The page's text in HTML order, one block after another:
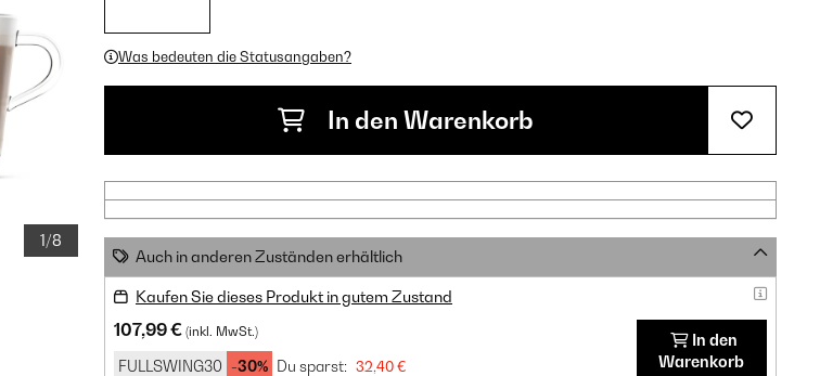
1/8
Was bedeuten die Statusangaben?
In den Warenkorb
Auch in anderen Zuständen erhältlich
Kaufen Sie dieses Produkt in gutem Zustand
107,99 € (inkl. MwSt.)
FULLSWING30 -30% Du sparst: 32,40 €
In den
Warenkorb